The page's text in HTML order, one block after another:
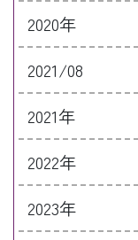
2020年
2021/08
2021年
2022年
2023年